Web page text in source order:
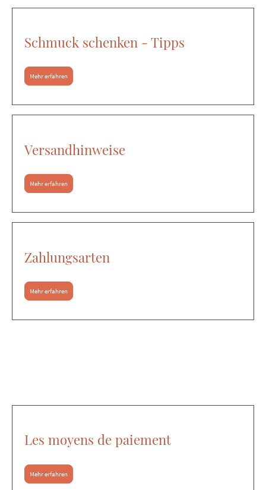
Schmuck schenken - Tipps
Mehr erfahren
Versandhinweise
Mehr erfahren
Zahlungsarten
Mehr erfahren
Les moyens de paiement
Mehr erfahren